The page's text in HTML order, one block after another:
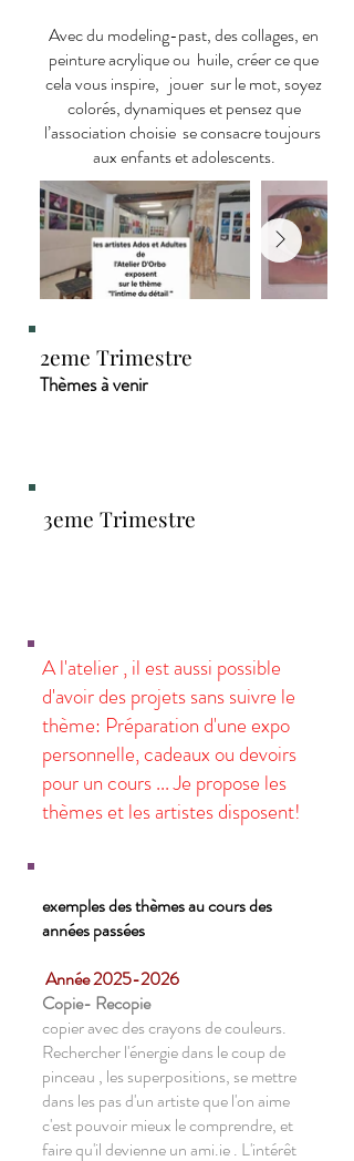
Avec du modeling-past, des collages, en
peinture acrylique ou huile, créer ce que
cela vous inspire, jouer sur le mot, soyez
colorés, dynamiques et pensez que
l’association choisie se consacre toujours
aux enfants et adolescents.
2eme Trimestre
Thèmes à venir
3eme Trimestre
A l'atelier , il est aussi possible
d'avoir des projets sans suivre le
thème: Préparation d'une expo
personnelle, cadeaux ou devoirs
pour un cours ... Je propose les
thèmes et les artistes disposent!
exemples des thèmes au cours des
années passées
​ Année2025-2026
Copie- Recopie
copier avec des crayons de couleurs.
Rechercher l'énergie dans le coup de
pinceau , les superpositions, se mettre
dans les pas d'un artiste que l'on aime
c'est pouvoir mieux le comprendre, et
faire qu'il devienne un ami.ie . L'intérêt